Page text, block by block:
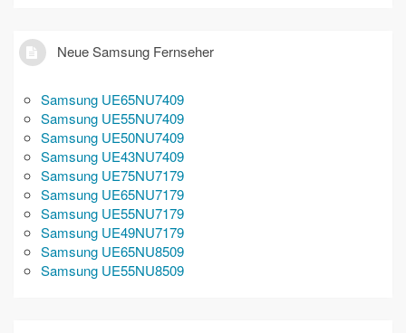
Neue Samsung Fernseher
Samsung UE65NU7409
Samsung UE55NU7409
Samsung UE50NU7409
Samsung UE43NU7409
Samsung UE75NU7179
Samsung UE65NU7179
Samsung UE55NU7179
Samsung UE49NU7179
Samsung UE65NU8509
Samsung UE55NU8509